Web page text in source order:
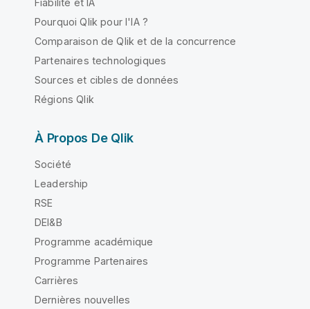
Fiabilité et IA
Pourquoi Qlik pour l'IA ?
Comparaison de Qlik et de la concurrence
Partenaires technologiques
Sources et cibles de données
Régions Qlik
À Propos De Qlik
Société
Leadership
RSE
DEI&B
Programme académique
Programme Partenaires
Carrières
Dernières nouvelles